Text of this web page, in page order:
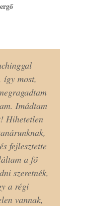
így most,
Imádtam
Hihetetlen
fejlesztette
a fő
szeretnék,
a régi
vannak,